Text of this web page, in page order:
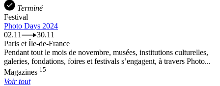
Terminé
Festival
Photo Days 2024
02.11
30.11
Paris et Île-de-France
Pendant tout le mois de novembre, musées, institutions culturelles,
galeries, fondations, foires et festivals s’engagent, à travers Photo...
Magazines 15
Voir tout